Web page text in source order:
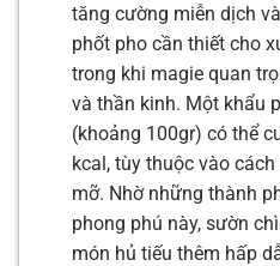
tăng cường miễn dịch
phốt pho cần thiết cho
trong khi magie quan
và thần kinh. Một khẩu
(khoảng 100gr) có thể
kcal, tùy thuộc vào
mỡ. Nhờ những thành
phong phú này, sườn
món hủ tiếu thêm hấp